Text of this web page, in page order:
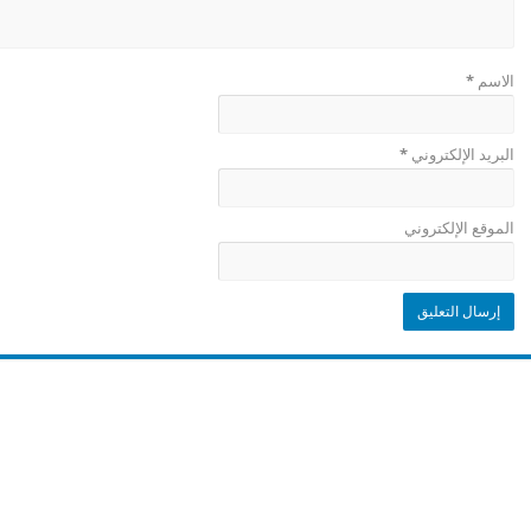
الاسم *
البريد الإلكتروني *
الموقع الإلكتروني